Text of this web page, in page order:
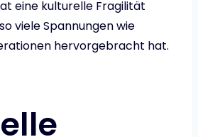
eine kulturelle Fragilität
viele Spannungen wie
hervorgebracht hat.